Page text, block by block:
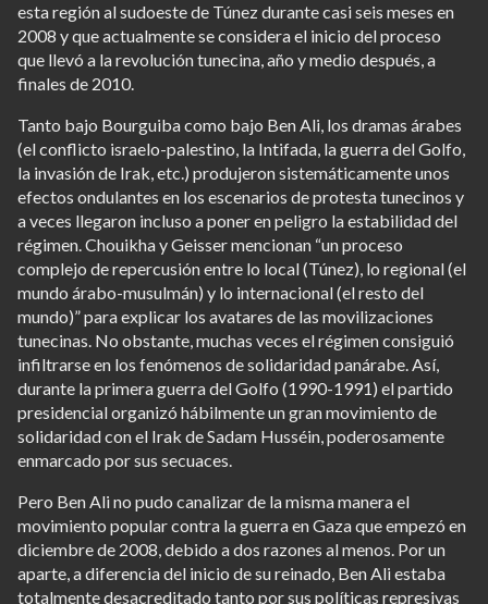
esta región al sudoeste de Túnez durante casi seis meses en
2008 y que actualmente se considera el inicio del proceso
que llevó a la revolución tunecina, año y medio después, a
finales de 2010.
Tanto bajo Bourguiba como bajo Ben Ali, los dramas árabes
(el conflicto israelo-palestino, la Intifada, la guerra del Golfo,
la invasión de Irak, etc.) produjeron sistemáticamente unos
efectos ondulantes en los escenarios de protesta tunecinos y
a veces llegaron incluso a poner en peligro la estabilidad del
régimen. Chouikha y Geisser mencionan “un proceso
complejo de repercusión entre lo local (Túnez), lo regional (el
mundo árabo-musulmán) y lo internacional (el resto del
mundo)” para explicar los avatares de las movilizaciones
tunecinas. No obstante, muchas veces el régimen consiguió
infiltrarse en los fenómenos de solidaridad panárabe. Así,
durante la primera guerra del Golfo (1990-1991) el partido
presidencial organizó hábilmente un gran movimiento de
solidaridad con el Irak de Sadam Husséin, poderosamente
enmarcado por sus secuaces.
Pero Ben Ali no pudo canalizar de la misma manera el
movimiento popular contra la guerra en Gaza que empezó en
diciembre de 2008, debido a dos razones al menos. Por un
aparte, a diferencia del inicio de su reinado, Ben Ali estaba
totalmente desacreditado tanto por sus políticas represivas